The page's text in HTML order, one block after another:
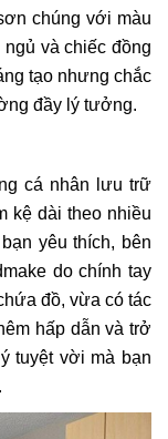
chúng với màu
và chiếc đồng
tạo nhưng chắc
đầy lý tưởng.
cá nhân lưu trữ
kệ dài theo nhiều
yêu thích, bên
do chính tay
đồ, vừa có tác
hấp dẫn và trở
tuyệt vời mà bạn